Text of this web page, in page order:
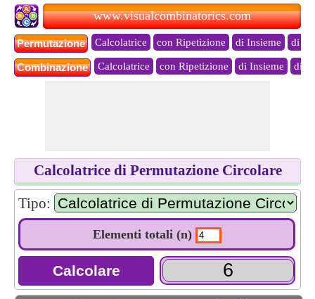
www.visualcombinatorics.com
Permutazione Calcolatrice con Ripetizione di Insieme di
Combinazione Calcolatrice con Ripetizione di Insieme di
Calcolatrice di Permutazione Circolare
Tipo:
Elementi totali (n)